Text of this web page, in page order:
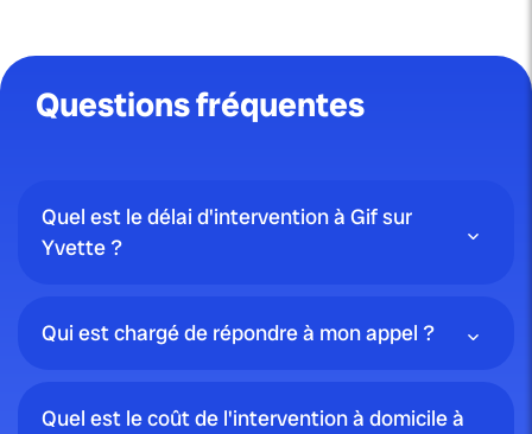
Questions fréquentes
Quel est le délai d'intervention à Gif sur
Yvette ?
Qui est chargé de répondre à mon appel ?
Quel est le coût de l'intervention à domicile à